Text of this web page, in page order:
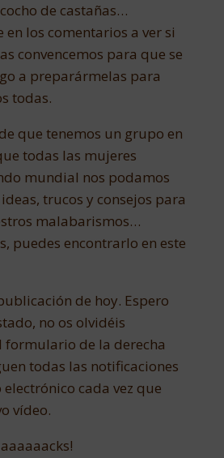
de castañas…
los comentarios a ver si
convencemos para que se
a preparármelas para
todas.
que tenemos un grupo en
todas las mujeres
mundial nos podamos
trucos y consejos para
malabarismos…
puedes encontrarlo en este
de hoy. Espero
no os olvidéis
formulario de la derecha
todas las notificaciones
cada vez que
vídeo.